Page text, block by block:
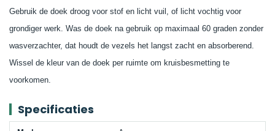
Gebruik de doek droog voor stof en licht vuil, of licht vochtig voor
grondiger werk. Was de doek na gebruik op maximaal 60 graden zonder
wasverzachter, dat houdt de vezels het langst zacht en absorberend.
Wissel de kleur van de doek per ruimte om kruisbesmetting te
voorkomen.
Specificaties